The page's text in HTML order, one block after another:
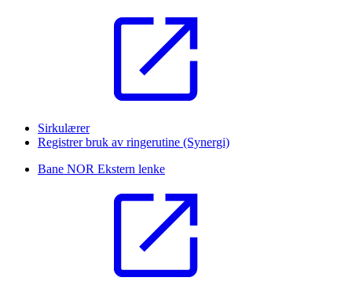
Sirkulærer
Registrer bruk av ringerutine (Synergi)
Bane NOR Ekstern lenke